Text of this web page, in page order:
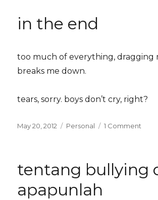
in the end
too much of everything, dragging
breaks me down.
tears, sorry. boys don’t cry, right?
Posted
May 20, 2012 Categories
Personal 1 Comment
tentang bullying
apapunlah